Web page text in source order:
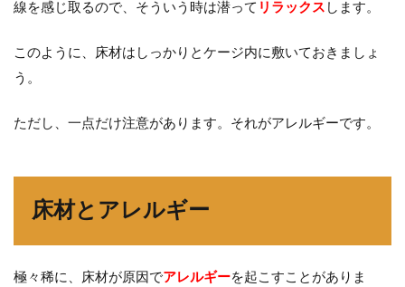
線を感じ取るので、そういう時は潜って リラックス します。
このように、床材はしっかりとケージ内に敷いておきましょ
う。
ただし、一点だけ注意があります。それがアレルギーです。
床材とアレルギー
極々稀に、床材が原因でアレルギーを起こすことがありま